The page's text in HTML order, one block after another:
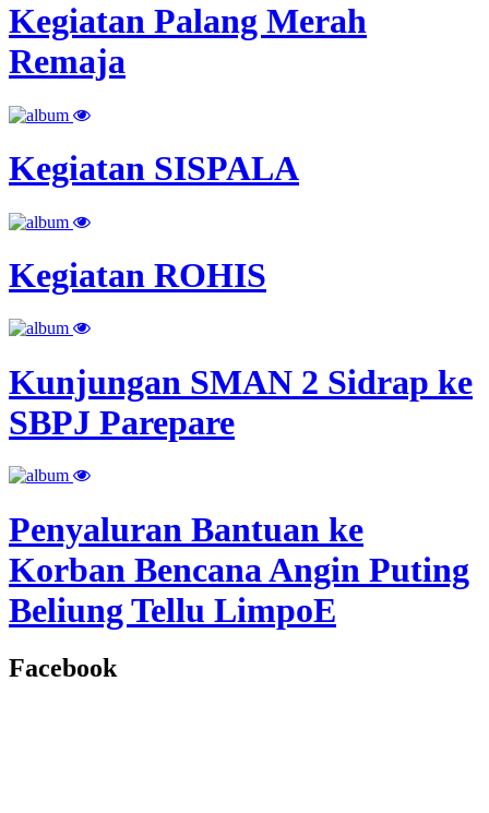
Kegiatan Palang Merah
Remaja
Kegiatan SISPALA
Kegiatan ROHIS
Kunjungan SMAN 2 Sidrap ke
SBPJ Parepare
Penyaluran Bantuan ke
Korban Bencana Angin Puting
Beliung Tellu LimpoE
Facebook